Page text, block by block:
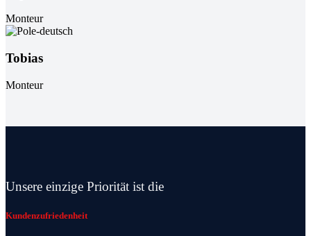
Monteur
Tobias
Monteur
Unsere einzige Priorität ist die
Kundenzufriedenheit